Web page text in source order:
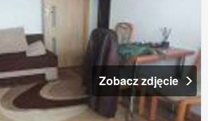
Zobacz zdjęcie